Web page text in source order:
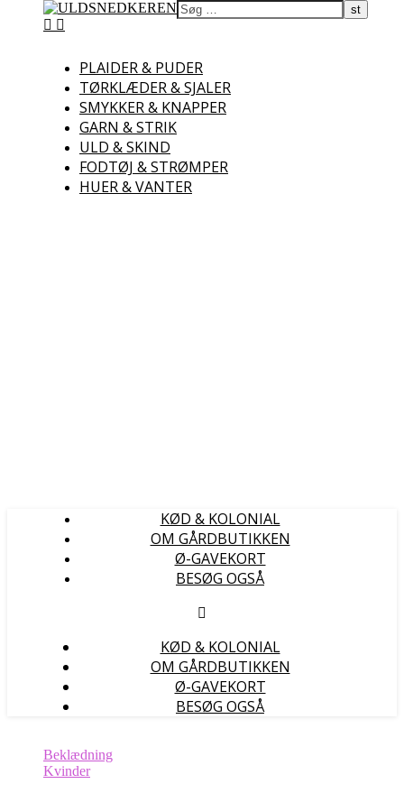
PLAIDER & PUDER
TØRKLÆDER & SJALER
SMYKKER & KNAPPER
GARN & STRIK
ULD & SKIND
FODTØJ & STRØMPER
HUER & VANTER
KØD & KOLONIAL
OM GÅRDBUTIKKEN
Ø-GAVEKORT
BESØG OGSÅ
KØD & KOLONIAL
OM GÅRDBUTIKKEN
Ø-GAVEKORT
BESØG OGSÅ
Beklædning
Kvinder